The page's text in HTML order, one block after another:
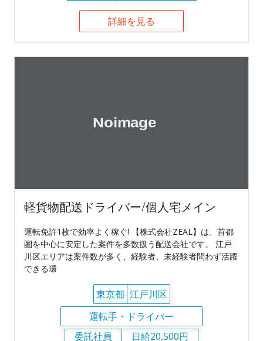
詳細を見る
軽貨物配送ドライバー/個人宅メイン
運転免許1枚で効率よく稼ぐ! 【株式会社ZEAL】は、首都
圏を中心に安定した案件を多数扱う配送会社です。 江戸
川区エリアは案件数が多く、経験者、未経験者問わず活躍
できる環
東京都 江戸川区
運転手・ドライバー
委託社員
日給20,500円